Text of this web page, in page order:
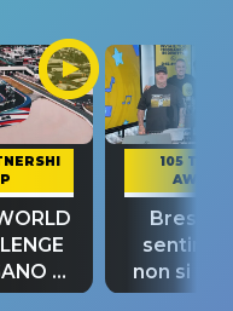
P
si
105 TAKE
AWAY
Bresh:
non si
fino alla